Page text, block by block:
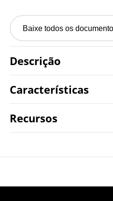
Baixe todos os
Descrição
Características
Recursos